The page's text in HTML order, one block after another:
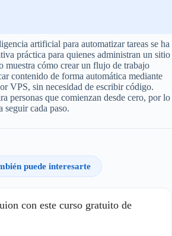
artificial para automatizar tareas se ha
práctica para quienes administran un sitio
muestra cómo crear un flujo de trabajo
contenido de forma automática mediante
VPS, sin necesidad de escribir código.
personas que comienzan desde cero, por lo
cada paso.
puede interesarte
con este curso gratuito de